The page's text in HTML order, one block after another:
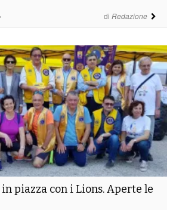
di Redazione
piazza con i Lions. Aperte le